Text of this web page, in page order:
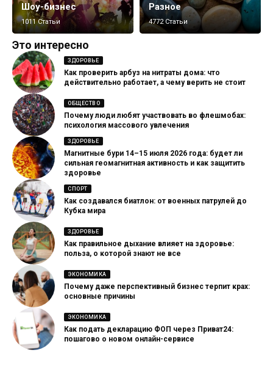
Шоу-бизнес
1011 Статьи
Разное
4772 Статьи
Это интересно
ЗДОРОВЬЕ
Как проверить арбуз на нитраты дома: что
действительно работает, а чему верить не стоит
ОБЩЕСТВО
Почему люди любят участвовать во флешмобах:
психология массового увлечения
ЗДОРОВЬЕ
Магнитные бури 14–15 июля 2026 года: будет ли
сильная геомагнитная активность и как защитить
здоровье
СПОРТ
Как создавался биатлон: от военных патрулей до
Кубка мира
ЗДОРОВЬЕ
Как правильное дыхание влияет на здоровье:
польза, о которой знают не все
ЭКОНОМИКА
Почему даже перспективный бизнес терпит крах:
основные причины
ЭКОНОМИКА
Как подать декларацию ФОП через Приват24:
пошагово о новом онлайн-сервисе